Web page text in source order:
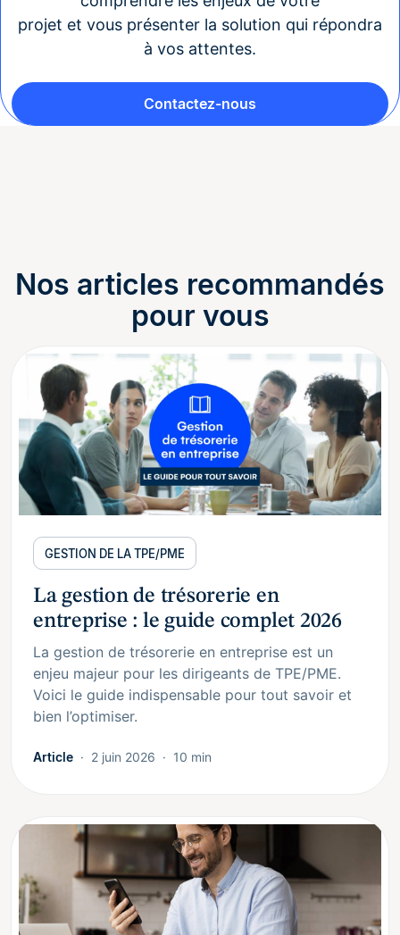
projet et vous présenter la solution qui répondra
à vos attentes.
Contactez-nous
Nos articles recommandés
pour vous
GESTION DE LA TPE/PME
La gestion de trésorerie en
entreprise : le guide complet 2026
La gestion de trésorerie en entreprise est un
enjeu majeur pour les dirigeants de TPE/PME.
Voici le guide indispensable pour tout savoir et
bien l’optimiser.
Article 2 juin 2026 10 min